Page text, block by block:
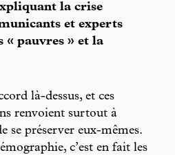
la crise
et experts
« pauvres » et la
là-dessus, et ces
renvoient surtout à
se préserver eux-mêmes.
c’est en fait les